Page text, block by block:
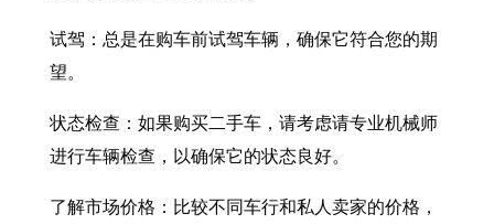
试驾：总是在购车前试驾车辆，确保它符合您的期
望。
状态检查：如果购买二手车，请考虑请专业机械师
进行车辆检查，以确保它的状态良好。
了解市场价格：比较不同车行和私人卖家的价格，